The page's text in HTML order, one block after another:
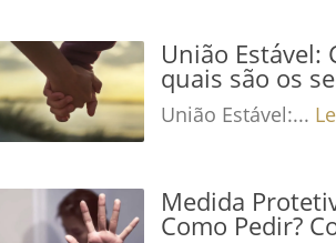
União Estável:
quais são os
União Estável:...
Medida
Como Pedir?